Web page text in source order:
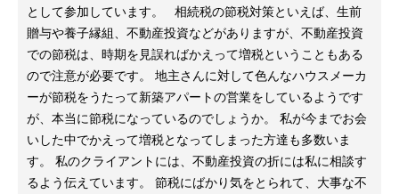
として参加しています。 相続税の節税対策といえば、生前
贈与や養子縁組、不動産投資などがありますが、不動産投資
での節税は、時期を見誤ればかえって増税ということもある
ので注意が必要です。 地主さんに対して色んなハウスメーカ
ーが節税をうたって新築アパートの営業をしているようです
が、本当に節税になっているのでしょうか。 私が今までお会
いした中でかえって増税となってしまった方達も多数いま
す。 私のクライアントには、不動産投資の折には私に相談す
るよう伝えています。 節税にばかり気をとられて、大事な不